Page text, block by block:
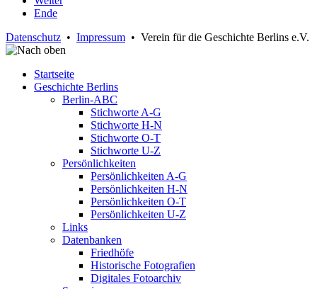
Ende
Datenschutz • Impressum • Verein für die Geschichte Berlins e.V.
Startseite
Geschichte Berlins
Berlin-ABC
Stichworte A-G
Stichworte H-N
Stichworte O-T
Stichworte U-Z
Persönlichkeiten
Persönlichkeiten A-G
Persönlichkeiten H-N
Persönlichkeiten O-T
Persönlichkeiten U-Z
Links
Datenbanken
Friedhöfe
Historische Fotografien
Digitales Fotoarchiv